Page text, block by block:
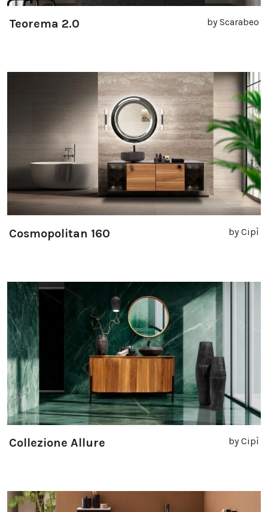
Teorema 2.0 by Scarabeo
Cosmopolitan 160 by Cipì
Collezione Allure by Cipì